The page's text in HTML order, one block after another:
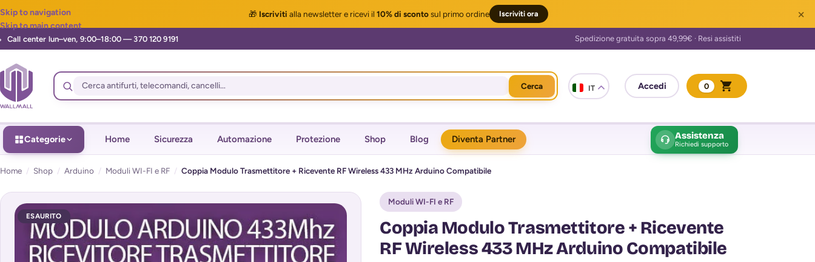
🎁 Iscriviti alla newslettere ricevi il 10% di scontosul primo ordine Iscriviti ora ×
Skip to navigation
Skip to main content
Cerca IT 0
Categorie Home Sicurezza Automazione Protezione Shop Blog Diventa Partner Assistenza
Richiedi supporto
Home / Shop / Arduino / Moduli WI-FI e RF / Coppia Modulo Trasmettitore + Ricevente RF Wireless 433 MHz Arduino Compatibile
ESAURITO
Moduli WI-FI e RF
Coppia Modulo Trasmettitore + Ricevente
RF Wireless 433 MHz Arduino Compatibile